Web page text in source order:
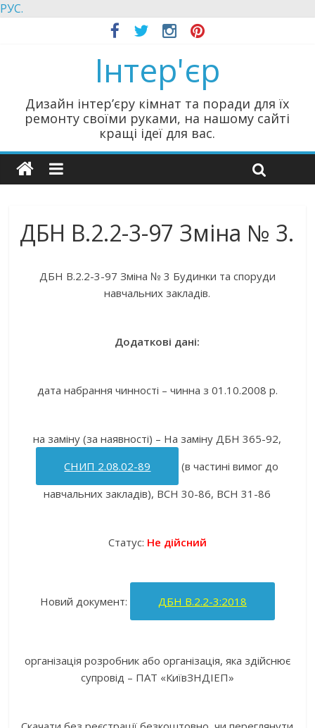
РУС.
Інтер'єр
Дизайн інтер’єру кімнат та поради для їх
ремонту своїми руками, на нашому сайті
кращі ідеї для вас.
ДБН В.2.2-3-97 Зміна № 3.
ДБН В.2.2-3-97 Зміна № 3 Будинки та споруди
навчальних закладів.
Додаткові дані:
дата набрання чинності – чинна з 01.10.2008 р.
на заміну (за наявності) – На заміну ДБН 365-92,
СНИП 2.08.02-89
(в частині вимог до
навчальних закладів), ВСН 30-86, ВСН 31-86
Статус: Не дійсний
Новий документ: ДБН В.2.2-3:2018
організація розробник або організація, яка здійснює
супровід – ПАТ «КиївЗНДІЕП»